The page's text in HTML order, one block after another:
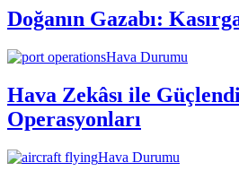
Doğanın Gazabı:
Hava Durumu
Hava Zekâsı ile
Operasyonları
Hava Durumu